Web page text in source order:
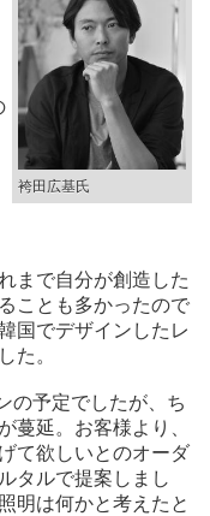
袴田広基氏
まで自分が創造した
ことも多かったので
国でデザインしたレ
た。
の予定でしたが、ち
蔓延。お客様より、
て欲しいとのオーダ
タルで提案しまし
明は何かと考えたと